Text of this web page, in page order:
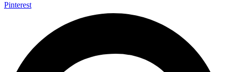
Pinterest